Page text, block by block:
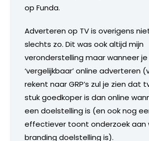
op Funda.
Adverteren op TV is overigens
slechts zo. Dit was ook altijd mijn
veronderstelling maar wanneer je
‘vergelijkbaar’ online adverteren
rekent naar GRP’s zul je zien dat
stuk goedkoper is dan online
een doelstelling is (en ook nog
effectiever toont onderzoek aan
branding doelstelling is).